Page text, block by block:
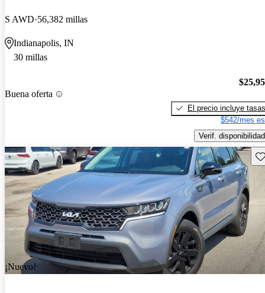
S AWD 56,382 millas
Indianapolis, IN
30 millas
Buena oferta
El precio incluye tasas
$542/mes
Verif. disponibilidad
¡Nuevo!